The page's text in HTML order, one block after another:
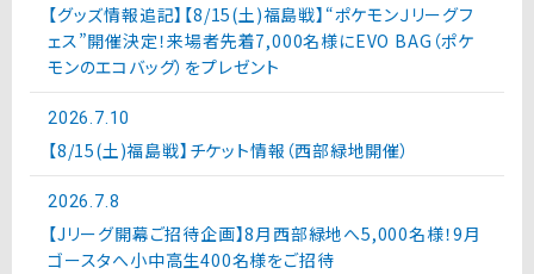
【グッズ情報追記】【8/15(土)福島戦】“ポケモンＪリーグフ
ェス”開催決定！来場者先着7,000名様にEVO BAG（ポケ
モンのエコバッグ）をプレゼント
2026.7.10
【8/15(土)福島戦】チケット情報（西部緑地開催）
2026.7.8
【Jリーグ開幕ご招待企画】8月西部緑地へ5,000名様！9月
ゴースタへ小中高生400名様をご招待